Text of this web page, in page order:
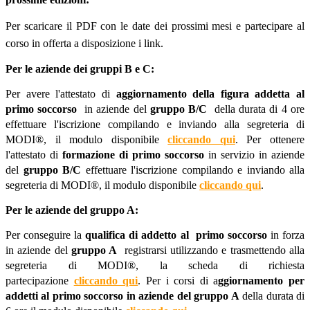
Per scaricare il PDF con le date dei prossimi mesi e partecipare al
corso in offerta a disposizione i link.
Per le aziende dei gruppi B e C:
Per avere l'attestato di aggiornamento della figura addetta al
primo soccorso in aziende del gruppo B/C della durata di 4 ore
effettuare l'iscrizione compilando e inviando alla segreteria di
MODI®, il modulo disponibilecliccando qui. Per ottenere
l'attestato di formazione di primo soccorso in servizio in aziende
del gruppo B/C effettuare l'iscrizione compilando e inviando alla
segreteria di MODI®, il modulo disponibile cliccando qui.
Per le aziende del gruppo A:
Per conseguire laqualifica di addetto al primo soccorsoin forza
in aziende del gruppo A
registrarsi utilizzando e trasmettendo alla
segreteria di MODI®, la scheda di richiesta
partecipazione cliccando qui. Per i corsi di aggiornamento per
addetti al primo soccorso in aziende del gruppo Adella durata di